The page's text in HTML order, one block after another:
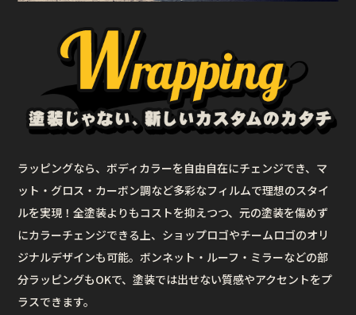
ラッピングなら、ボディカラーを自由自在にチェンジでき、マ
ット・グロス・カーボン調など多彩なフィルムで理想のスタイ
ルを実現！全塗装よりもコストを抑えつつ、元の塗装を傷めず
にカラーチェンジできる上、ショップロゴやチームロゴのオリ
ジナルデザインも可能。ボンネット・ルーフ・ミラーなどの部
分ラッピングもOKで、塗装では出せない質感やアクセントをプ
ラスできます。